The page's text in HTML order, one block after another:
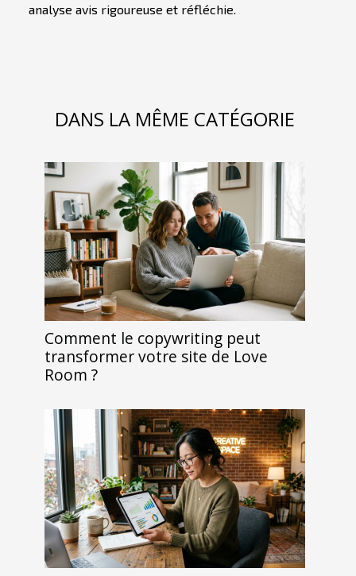
analyse avis rigoureuse et réfléchie.
DANS LA MÊME CATÉGORIE
Comment le copywriting peut
transformer votre site de Love
Room ?